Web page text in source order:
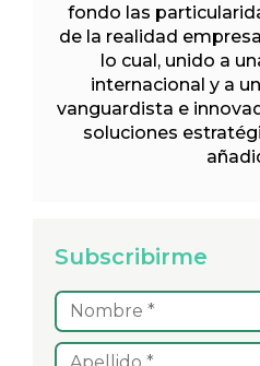
fondo las
de la realidad
lo cual, unido a
internacional y a
vanguardista e
soluciones
Subscribirme